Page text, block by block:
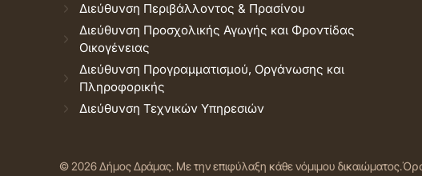
Διεύθυνση Περιβάλλοντος & Πρασίνου
Διεύθυνση Προσχολικής Αγωγής και Φροντίδας
Οικογένειας
Διεύθυνση Προγραμματισμού, Οργάνωσης και
Πληροφορικής
Διεύθυνση Τεχνικών Υπηρεσιών
© 2026 Δήμος Δράμας. Με την επιφύλαξη κάθε νόμιμου δικαιώματος.